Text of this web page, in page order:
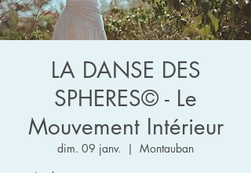
LA DANSE DES
SPHERES© - Le
Mouvement Intérieur
dim. 09 janv.
  |
Montauban